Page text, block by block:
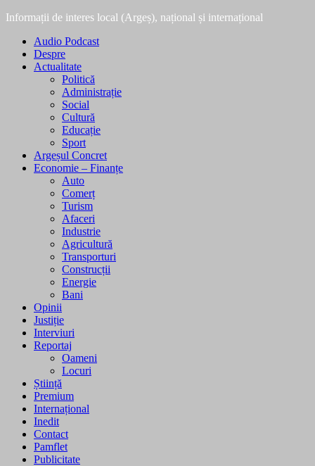
Informații de interes local (Argeș), național și internațional
Audio Podcast
Despre
Actualitate
Politică
Administrație
Social
Cultură
Educație
Sport
Argeșul Concret
Economie – Finanțe
Auto
Comerț
Turism
Afaceri
Industrie
Agricultură
Transporturi
Construcții
Energie
Bani
Opinii
Justiție
Interviuri
Reportaj
Oameni
Locuri
Știință
Premium
Internațional
Inedit
Contact
Pamflet
Publicitate